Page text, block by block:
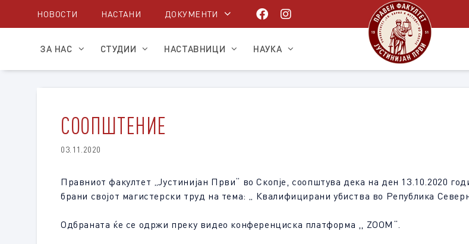
НОВОСТИ НАСТАНИ ДОКУМЕНТИ
ЗА НАС СТУДИИ НАСТАВНИЦИ НАУКА
СООПШТЕНИЕ
03.11.2020
Правниот факултет „Јустинијан Први“ во Скопје, соопштува дека на ден 13.10.2020
брани својот магистерски труд на тема: „ Квалифицирани убиства во Република
Одбраната ќе се одржи преку видео конференциска платформа ,, ZOOM“.